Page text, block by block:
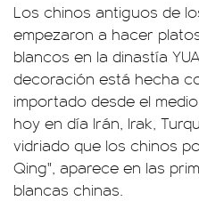
Los chinos antiguos de
empezaron a hacer
blancos en la dinastía
decoración está hecha
importado desde el
hoy en día Irán, Irak,
vidriado que los chinos
Qing", aparece en las
blancas chinas.